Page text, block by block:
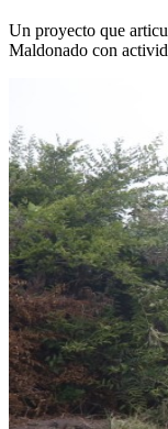
Un proyecto que
Maldonado con